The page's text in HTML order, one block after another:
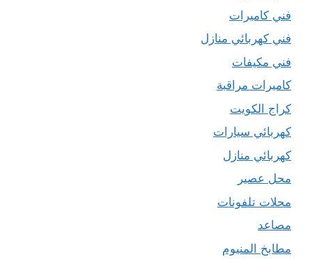
فني كاميرات
فني كهربائي منازل
فني مكيفات
كاميرات مراقبة
كراج الكويت
كهربائي سيارات
كهربائي منازل
محل عصير
محلات تلفونات
مصاعد
مطابخ المنيوم